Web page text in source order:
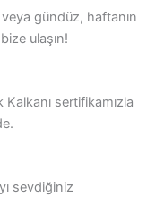
gündüz, haftanın
ulaşın!
sertifikamızla
sevdiğiniz